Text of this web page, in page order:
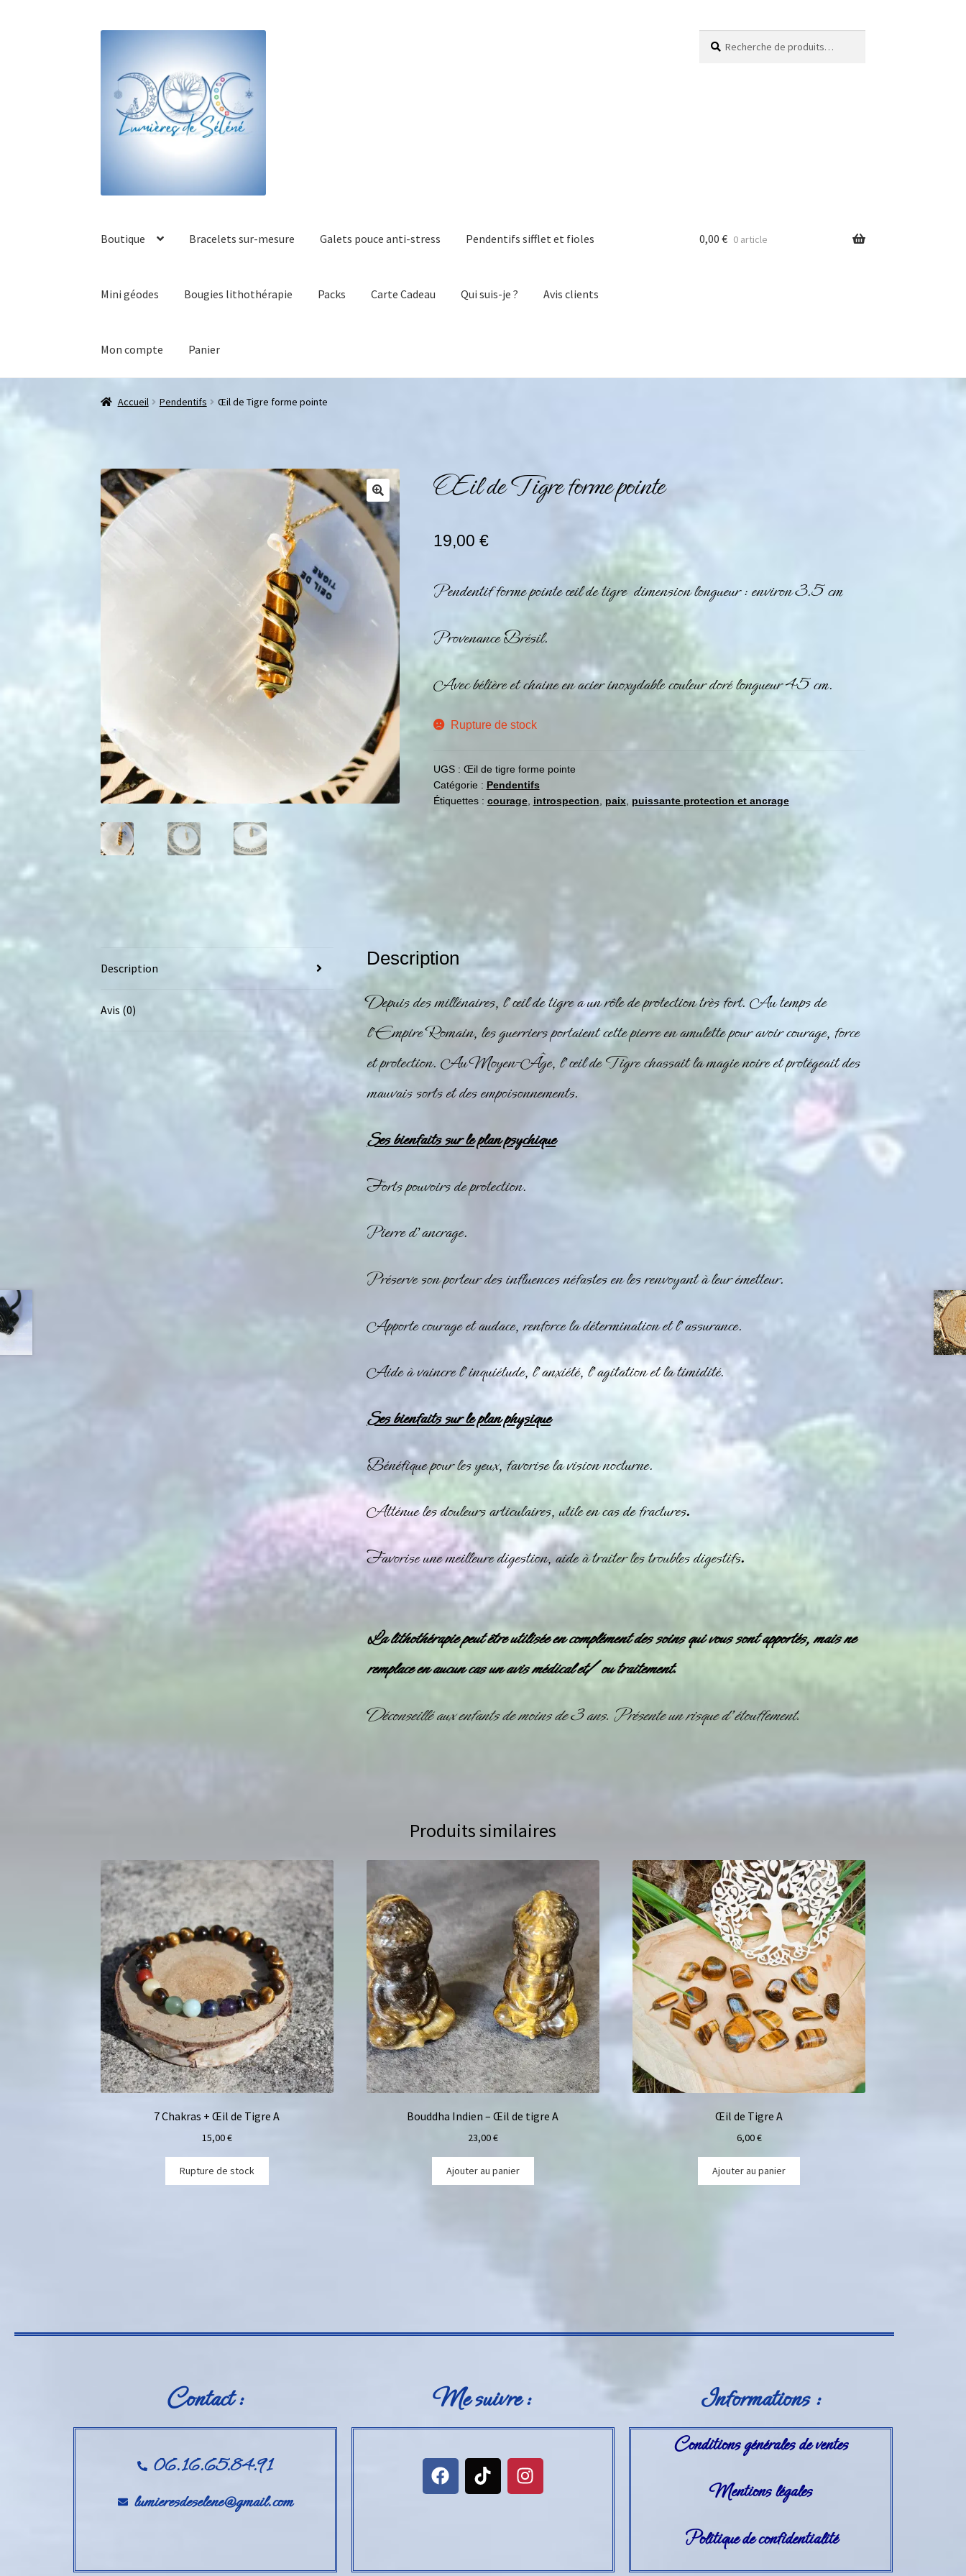
Boutique Bracelets sur-mesure Galets pouce anti-stress Pendentifs sifflet et fioles
Mini géodes Bougies lithothérapie Packs Carte Cadeau Qui suis-je ? Avis clients
Mon compte Panier
0,00 € 0 article
Accueil Pendentifs Œil de Tigre forme pointe
Œil de Tigre forme pointe
19,00 €
Pendentif forme pointe œil de tigre dimension longueur : environ 3.5 cm
Provenance Brésil.
Avec bélière et chaine en acier inoxydable couleur doré longueur 45 cm.
Rupture de stock
UGS : Œil de tigre forme pointe
Catégorie : Pendentifs
Étiquettes : courage, introspection paix, puissante protection et ancrage
Description
Avis (0)
Description
Depuis des millénaires, l’œil de tigrea un rôle de protection très fort. Au temps de
l’Empire Romain, les guerriers portaient cette pierre en amulette pour avoir courage, force
et protection. Au Moyen-Âge, l’œil de Tigre chassait la magie noire et protégeait des
mauvais sorts et des empoisonnements.
Ses bienfaits sur le plan psychique
Forts pouvoirs de protection.
Pierre d’ancrage.
Préserve son porteur des influences néfastes en les renvoyant à leur émetteur.
Apporte courage et audace, renforce la détermination et l’assurance.
Aide à vaincre l’inquiétude, l’anxiété, l’agitation et la timidité.
Ses bienfaits sur le plan physique
Bénéfique pour les yeux, favorise la vision nocturne.
Atténue les douleurs articulaires, utile en cas de fractures.
Favorise une meilleure digestion, aide à traiter les troubles digestifs.
La lithothérapie peut être utilisée en complément des soins qui vous sont apportés, mais ne
remplace en aucun cas un avis médical et/ ou traitement.
Déconseillé aux enfants de moins de 3 ans. Présente un risque d’étouffement.
Produits similaires
7 Chakras + Œil de Tigre A
15,00€
Rupture de stock
Bouddha Indien – Œil de tigre A
23,00€
Ajouter au panier
Œil de Tigre A
6,00€
Ajouter au panier
Contact : Me suivre : Informations :
06.16.65.84.91
lumieresdeselene@gmail.com
Conditions générales de ventes
Mentions légales
Politique de confidentialité